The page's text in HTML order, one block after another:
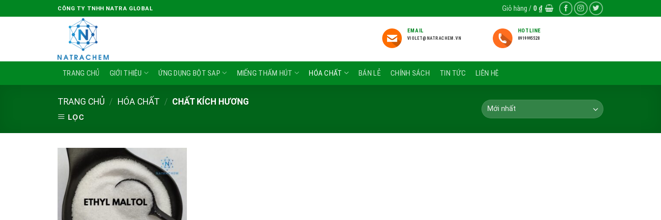
to
CÔNG TY TNHH NATRA GLOBAL Giỏ hàng / 0 ₫
EMAIL
VIOLET@NATRACHEM.VN
HOTLINE
0919995528
TRANG CHỦ GIỚI THIỆU ỨNG DỤNG BỘT SAP MIẾNG THẤM HÚT HÓA CHẤT BÁN LẺ CHÍNH SÁCH TIN TỨC LIÊN HỆ
TRANG CHỦ / HÓA CHẤT / CHẤT KÍCH HƯƠNG
LỌC